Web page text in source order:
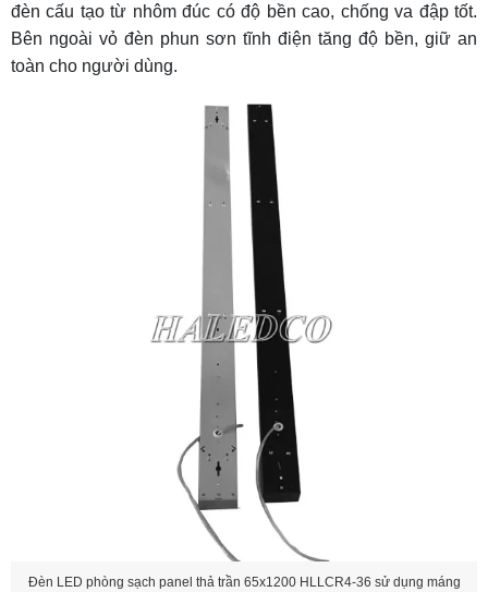
đèn cấu tạo từ nhôm đúc có độ bền cao, chống va đập tốt.
Bên ngoài vỏ đèn phun sơn tĩnh điện tăng độ bền, giữ an
toàn cho người dùng.
Đèn LED phòng sạch panel thả trần 65x1200 HLLCR4-36 sử dụng máng